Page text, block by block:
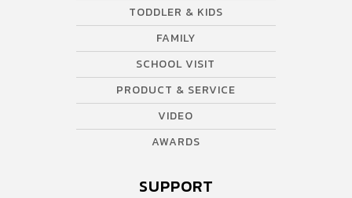
TODDLER & KIDS
FAMILY
SCHOOL VISIT
PRODUCT & SERVICE
VIDEO
AWARDS
SUPPORT